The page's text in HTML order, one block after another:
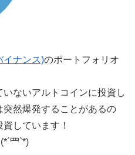
イナンス)のポートフォリオ
ないアルトコインに投資し
然爆発することがあるの
しています！
罒`*)